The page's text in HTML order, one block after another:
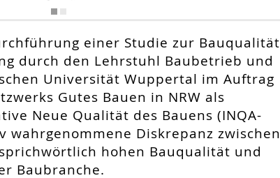
einer Studie zur Bauqualität
durch den Lehrstuhl Baubetrieb und
Universität Wuppertal im Auftrag
Gutes Bauen in NRW als
Neue Qualität des Bauens (INQA-
wahrgenommene Diskrepanz zwischen
hohen Bauqualität und
Baubranche.